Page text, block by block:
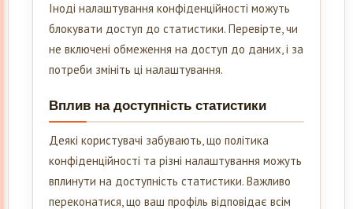
Іноді налаштування конфіденційності можуть
блокувати доступ до статистики. Перевірте, чи
не включені обмеження на доступ до даних, і за
потреби змініть ці налаштування.
Вплив на доступність статистики
Деякі користувачі забувають, що політика
конфіденційності та різні налаштування можуть
вплинути на доступність статистики. Важливо
переконатися, що ваш профіль відповідає всім